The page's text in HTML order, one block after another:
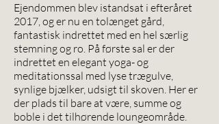
Ejendommen blev istandsat i efteråret
2017, og er nu en tolænget gård,
fantastisk indrettet med en hel særlig
stemning og ro. På første sal er der
indrettet en elegant yoga- og
meditationssal med lyse trægulve,
synlige bjælker, udsigt til skoven. Her er
der plads til bare at være, summe og
boble i det tilhørende loungeområde.